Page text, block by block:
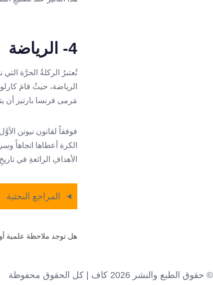
4- الرياضة
مَرمى فرنسا بارتيز أن
فوفقاً لقانون نيوتن
الكرة أعطاها اتجاهاً
الأهدافِ الرائعةِ في
المراجع البحثية
هل توجد ملاحظة علمية
© حقوق الطبع والنشر 2026 كاف | كل الحقوق محفوظة